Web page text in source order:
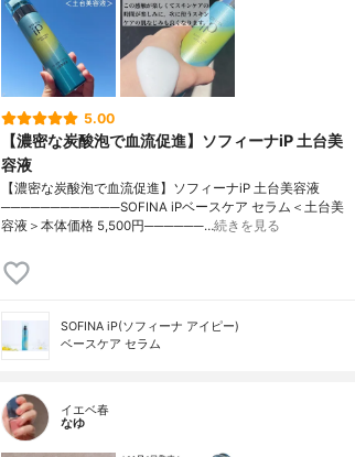
5.00
【濃密な炭酸泡で血流促進】ソフィーナiP 土台美
容液
【濃密な炭酸泡で血流促進】ソフィーナiP 土台美容液
────────────SOFINA iPベースケア セラム＜土台美
容液＞本体価格 5,500円──────…続きを見る
SOFINA iP(ソフィーナ アイピー)
ベースケア セラム
イエベ春
なゆ